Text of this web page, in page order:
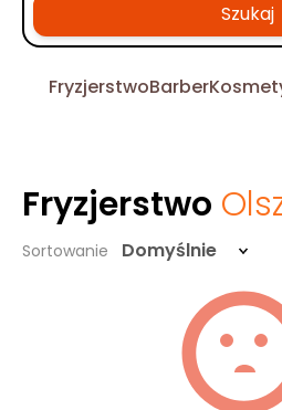
Szukaj
FryzjerstwoBarber
Fryzjerstwo
Sortowanie Domyślnie